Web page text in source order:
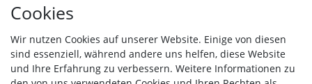
Cookies
Wir nutzen Cookies auf unserer Website. Einige von diesen
sind essenziell, während andere uns helfen, diese Website
und Ihre Erfahrung zu verbessern. Weitere Informationen zu
Händleranfragen B2B
Widerrufsrecht
Vertrag widerrufen